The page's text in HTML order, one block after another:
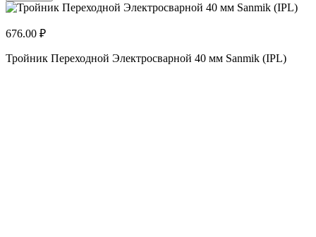
676.00 ₽
Тройник Переходной Электросварной 40 мм Sanmik (IPL)